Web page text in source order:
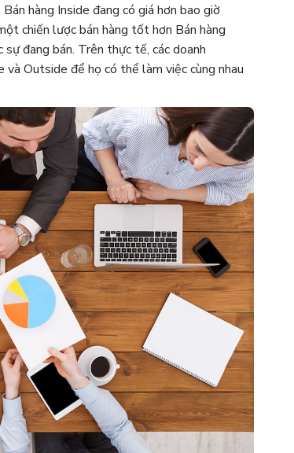
hàng Inside đang có giá hơn bao giờ
chiến lược bán hàng tốt hơn Bán hàng
đang bán. Trên thực tế, các doanh
và Outside để họ có thể làm việc cùng nhau